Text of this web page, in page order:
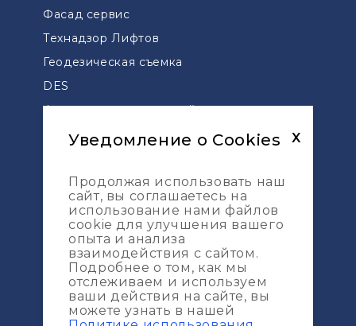
Фасад сервис
Технадзор Лифтов
Геодезическая съемка
DES
Финансово-технический контроль
Проектирование
Услуги
Технический надзор мостов и дорог
Управление проектами
Сопровождение проектов по ДДУ
Геодезическая разбивка
Топографическая съемка
Карта сайта
Услуги
Уведомление о Cookies
Продолжая использовать наш
сайт, вы соглашаетесь на
использование нами файлов
cookie для улучшения вашего
опыта и анализа
взаимодействия с сайтом.
Подробнее о том, как мы
отслеживаем и используем
ваши действия на сайте, вы
можете узнать в нашей
X